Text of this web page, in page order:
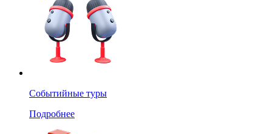
Событийные туры
Подробнее